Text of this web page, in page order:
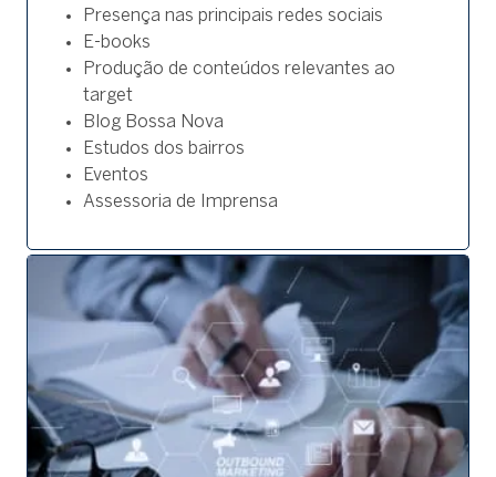
Presença nas principais redes sociais
E-books
Produção de conteúdos relevantes ao
target
Blog Bossa Nova
Estudos dos bairros
Eventos
Assessoria de Imprensa